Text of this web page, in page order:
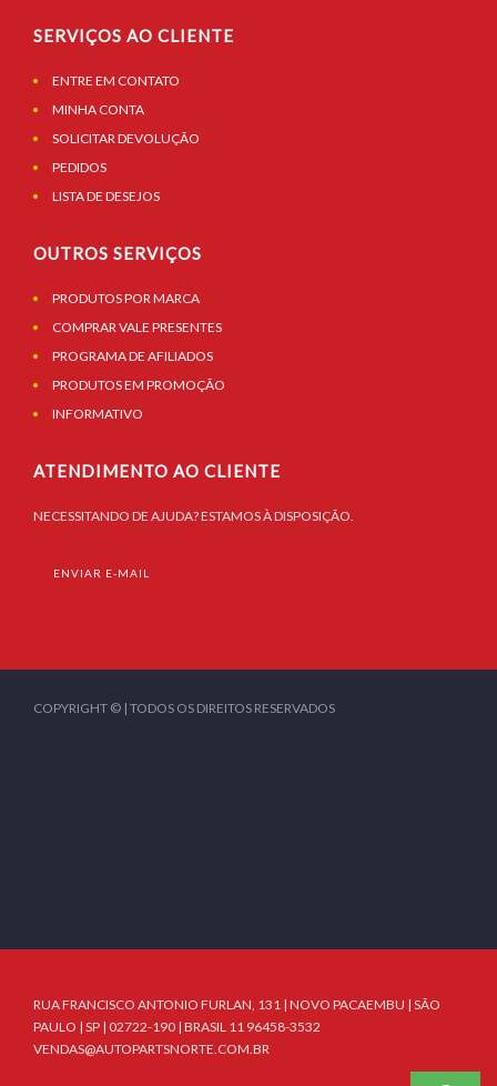
SERVIÇOS AO CLIENTE
ENTRE EM CONTATO
MINHA CONTA
SOLICITAR DEVOLUÇÃO
PEDIDOS
LISTA DE DESEJOS
OUTROS SERVIÇOS
PRODUTOS POR MARCA
COMPRAR VALE PRESENTES
PROGRAMA DE AFILIADOS
PRODUTOS EM PROMOÇÃO
INFORMATIVO
ATENDIMENTO AO CLIENTE
NECESSITANDO DE AJUDA? ESTAMOS À DISPOSIÇÃO.
ENVIAR E-MAIL
COPYRIGHT © | TODOS OS DIREITOS RESERVADOS
RUA FRANCISCO ANTONIO FURLAN, 131 | NOVO PACAEMBU | SÃO
PAULO | SP | 02722-190 | BRASIL 11 96458-3532
VENDAS@AUTOPARTSNORTE.COM.BR